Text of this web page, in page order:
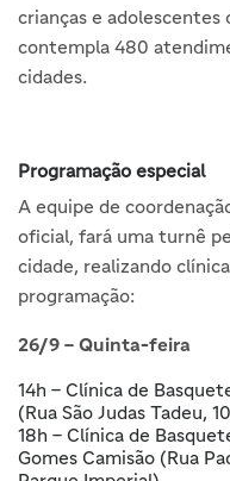
crianças e adolescentes
contempla 480
cidades.
Programação especial
A equipe de
oficial, fará uma turnê
cidade, realizando
programação:
26/9 – Quinta-feira
14h – Clínica de
(Rua São Judas Tadeu,
18h – Clínica de
Gomes Camisão (Rua